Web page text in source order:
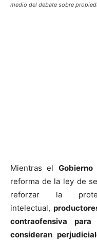
medio del debate sobre
Mientras el Gobierno
reforma de la ley de
reforzar la
intelectual,
contraofensiva
consideran